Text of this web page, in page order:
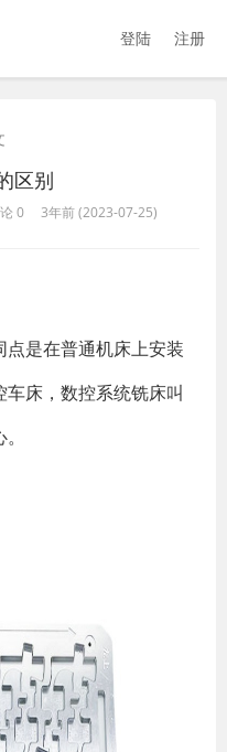
登陆 注册
区别
0 3年前 (2023-07-25)
是在普通机床上安装
床，数控系统铣床叫